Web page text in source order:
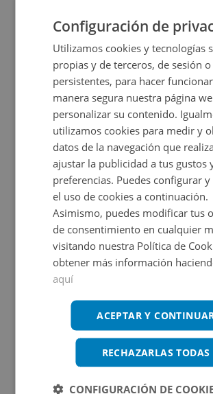
CESIÓN DE REMATE
Piso en venta en ZABALLA
Impuestos no incluidos
65.450€
78,08m2
Configuración de
Utilizamos cookies y tecnologías
propias y de terceros, de sesión o
persistentes, para hacer
manera segura nuestra página
personalizar su contenido.
utilizamos cookies para medir y
datos de la navegación que
ajustar la publicidad a tus gustos
preferencias. Puedes configurar
el uso de cookies a continuación.
Asimismo, puedes modificar tus
de consentimiento en cualquier
visitando nuestra Política de
obtener más información
aquí
ACEPTAR Y
RECHAZARLAS TODAS
CONFIGURACIÓN DE